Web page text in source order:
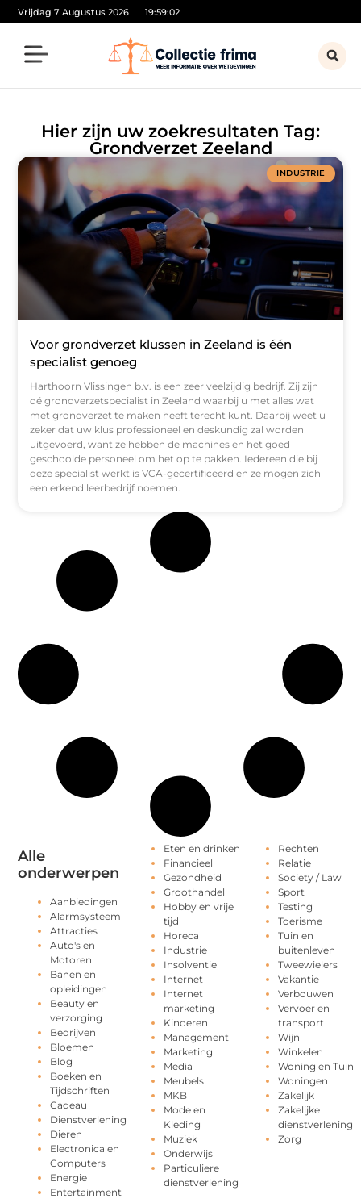
Vrijdag 7 Augustus 2026 19:59:02
Hier zijn uw zoekresultaten Tag:
Grondverzet Zeeland
INDUSTRIE
Voor grondverzet klussen in Zeeland is één
specialist genoeg
Harthoorn Vlissingen b.v. is een zeer veelzijdig bedrijf. Zij zijn
dé grondverzetspecialist in Zeeland waarbij u met alles wat
met grondverzet te maken heeft terecht kunt. Daarbij weet u
zeker dat uw klus professioneel en deskundig zal worden
uitgevoerd, want ze hebben de machines en het goed
geschoolde personeel om het op te pakken. Iedereen die bij
deze specialist werkt is VCA-gecertificeerd en ze mogen zich
een erkend leerbedrijf noemen.
Alle
onderwerpen
Aanbiedingen
Alarmsysteem
Attracties
Auto's en
Motoren
Banen en
opleidingen
Beauty en
verzorging
Bedrijven
Bloemen
Blog
Boeken en
Tijdschriften
Cadeau
Dienstverlening
Dieren
Electronica en
Computers
Energie
Entertainment
Eten en drinken
Financieel
Gezondheid
Groothandel
Hobby en vrije
tijd
Horeca
Industrie
Insolventie
Internet
Internet
marketing
Kinderen
Management
Marketing
Media
Meubels
MKB
Mode en
Kleding
Muziek
Onderwijs
Particuliere
dienstverlening
Rechten
Relatie
Society / Law
Sport
Testing
Toerisme
Tuin en
buitenleven
Tweewielers
Vakantie
Verbouwen
Vervoer en
transport
Wijn
Winkelen
Woning en Tuin
Woningen
Zakelijk
Zakelijke
dienstverlening
Zorg